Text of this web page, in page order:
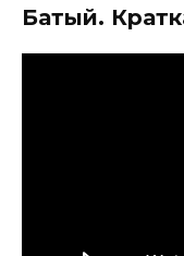
Батый.